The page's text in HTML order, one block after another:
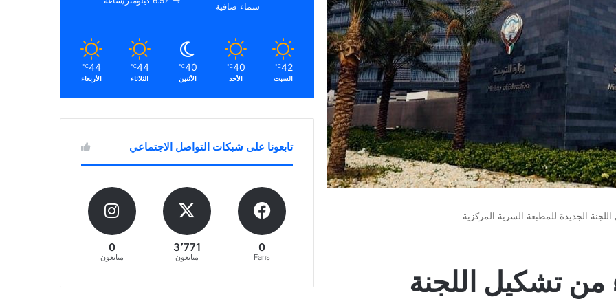
اللجنة الجديدة للمطبعة السرية المركزية
من تشكيل اللجنة
سماء صافية
42
℃
السبت
40
℃
الأحد
40
℃
الأثنين
44
℃
الثلاثاء
44
℃
الأربعاء
تابعونا على شبكات التواصل الاجتماعي
0
Fans
3٬771
متابعون
0
متابعون